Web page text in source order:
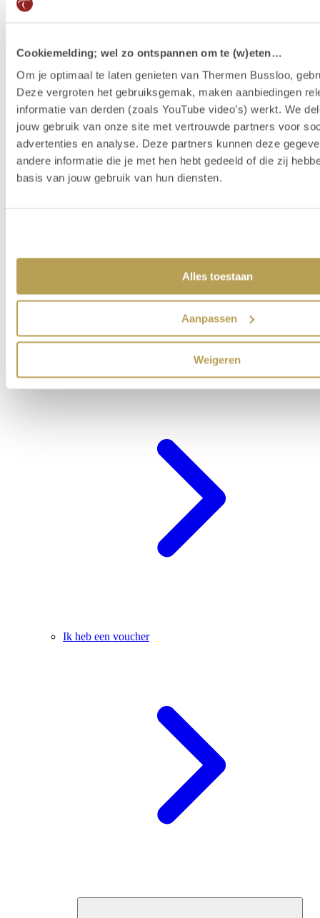
Cookiemelding; wel zo ontspannen om te (w)eten…
Om je optimaal te laten genieten van Thermen Bussloo,
Deze vergroten het gebruiksgemak, maken aanbiedingen
informatie van derden (zoals YouTube video’s) werkt. We
jouw gebruik van onze site met vertrouwde partners voor
advertenties en analyse. Deze partners kunnen deze
andere informatie die je met hen hebt gedeeld of die zij
basis van jouw gebruik van hun diensten.
Alles toestaan
Aanpassen
Weigeren
Badenkaart kopen & reserveren
Ik heb een voucher